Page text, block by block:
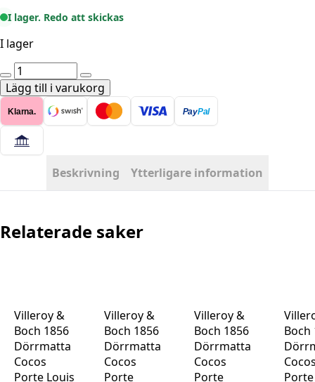
priset
priset
I lager. Redo att skickas
I lager
Dörrmatta
Kokos
-
Welcome
Madafakas
75x45
Lägg till i varukorg
Klarna. PayPal
Beskrivning Ytterligare information
Relaterade saker
Villeroy &
Boch 1856
Dörrmatta
Cocos
Porte Louis
Villeroy &
Boch 1856
Dörrmatta
Cocos
Porte
Villeroy &
Boch 1856
Dörrmatta
Cocos
Porte
Boch
Porte